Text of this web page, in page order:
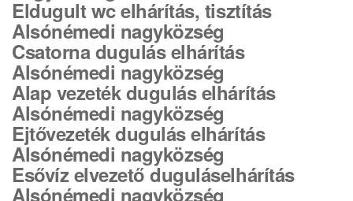
Eldugult wc elhárítás, tisztítás
Alsónémedi nagyközség
Csatorna dugulás elhárítás
Alsónémedi nagyközség
Alap vezeték dugulás elhárítás
Alsónémedi nagyközség
Ejtővezeték dugulás elhárítás
Alsónémedi nagyközség
Esővíz elvezető duguláselhárítás
Alsónémedi nagyközség